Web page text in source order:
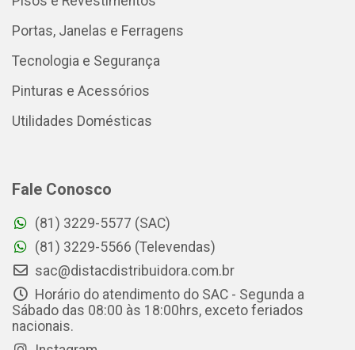
Portas, Janelas e Ferragens
Tecnologia e Segurança
Pinturas e Acessórios
Utilidades Domésticas
Fale Conosco
(81) 3229-5577 (SAC)
(81) 3229-5566 (Televendas)
sac@distacdistribuidora.com.br
Horário do atendimento do SAC - Segunda a
Sábado das 08:00 às 18:00hrs, exceto feriados
nacionais.